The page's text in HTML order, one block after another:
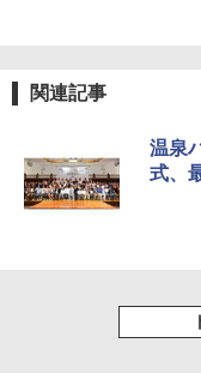
関連記事
温泉
式、